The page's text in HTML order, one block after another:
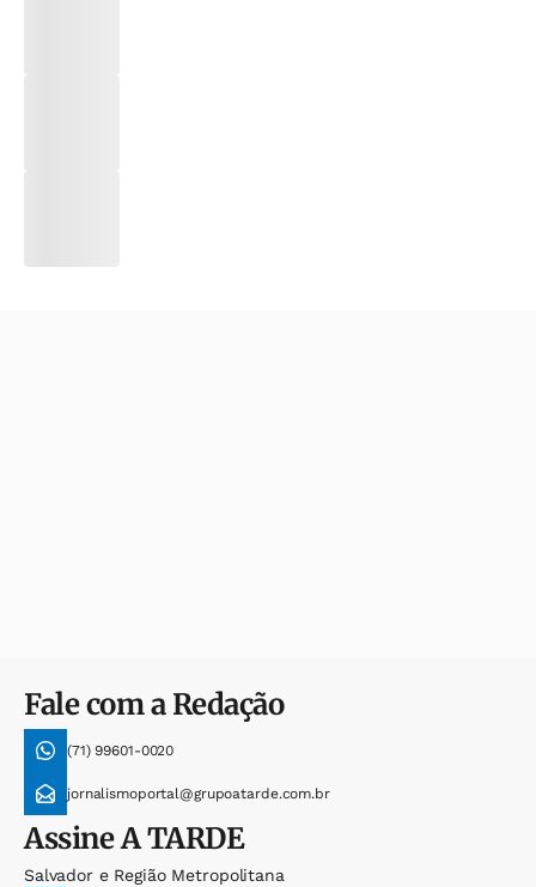
Fale com a Redação
(71) 99601-0020
jornalismoportal@grupoatarde.com.br
AssineA TARDE
Salvador e Região Metropolitana